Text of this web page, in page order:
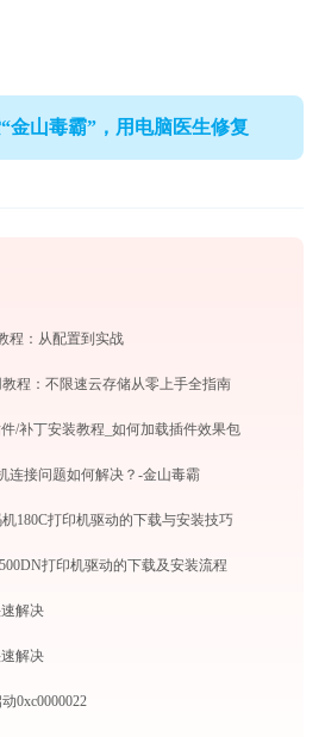
金山毒霸”，用电脑医生修复
程：从配置到实战
程：不限速云存储从零上手全指南
/补丁安装教程_如何加载插件效果包
连接问题如何解决？-金山毒霸
180C打印机驱动的下载与安装技巧
打印机驱动的下载及安装流程
解决
解决
0xc0000022